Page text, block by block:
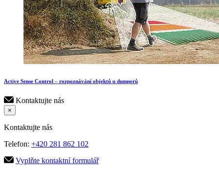
Active Sense Control – rozpoznávání objektů u dumperů
Kontaktujte nás
×
Kontaktujte nás
Telefon: +420 281 862 102
Vyplňte kontaktní formulář